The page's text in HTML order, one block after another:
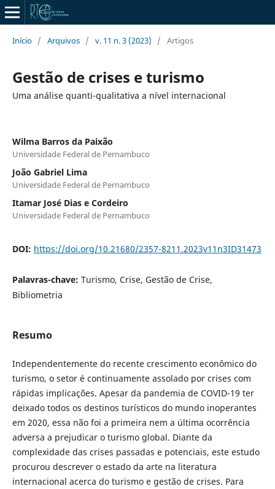
Início / Arquivos / v. 11 n. 3 (2023) / Artigos
Gestão de crises e turismo
Uma análise quanti-qualitativa a nível internacional
Wilma Barros da Paixão
Universidade Federal de Pernambuco
João Gabriel Lima
Universidade Federal de Pernambuco
Itamar José Dias e Cordeiro
Universidade Federal de Pernambuco
DOI: https://doi.org/10.21680/2357-8211.2023v11n3ID31473
Palavras-chave: Turismo, Crise, Gestão de Crise,
Bibliometria
Resumo
Independentemente do recente crescimento econômico do
turismo, o setor é continuamente assolado por crises com
rápidas implicações. Apesar da pandemia de COVID-19 ter
deixado todos os destinos turísticos do mundo inoperantes
em 2020, essa não foi a primeira nem a última ocorrência
adversa a prejudicar o turismo global. Diante da
complexidade das crises passadas e potenciais, este estudo
procurou descrever o estado da arte na literatura
internacional acerca do turismo e gestão de crises. Para